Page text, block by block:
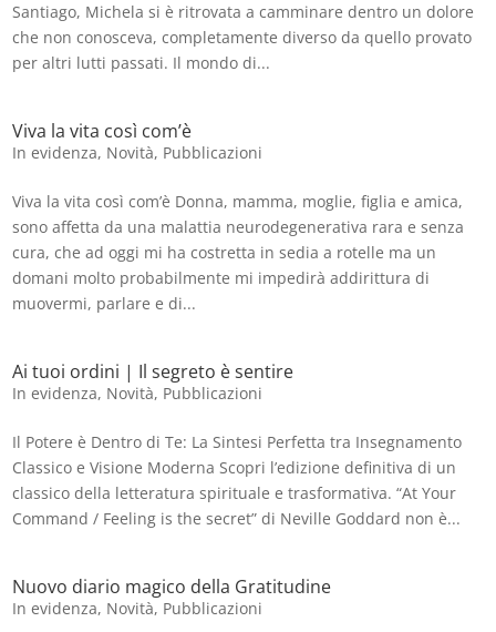
Santiago, Michela si è ritrovata a camminare dentro un dolore
che non conosceva, completamente diverso da quello provato
per altri lutti passati. Il mondo di...
Viva la vita così com’è
In evidenza, Novità, Pubblicazioni
Viva la vita così com’è Donna, mamma, moglie, figlia e amica,
sono affetta da una malattia neurodegenerativa rara e senza
cura, che ad oggi mi ha costretta in sedia a rotelle ma un
domani molto probabilmente mi impedirà addirittura di
muovermi, parlare e di...
Ai tuoi ordini | Il segreto è sentire
In evidenza, Novità, Pubblicazioni
Il Potere è Dentro di Te: La Sintesi Perfetta tra Insegnamento
Classico e Visione Moderna Scopri l’edizione definitiva di un
classico della letteratura spirituale e trasformativa. “At Your
Command / Feeling is the secret” di Neville Goddard non è...
Nuovo diario magico della Gratitudine
In evidenza, Novità, Pubblicazioni